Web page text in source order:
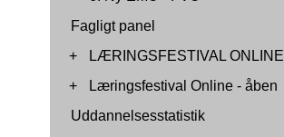
Fagligt panel
+
LÆRINGSFESTIVAL ONLINE
+
Læringsfestival Online - åben
Uddannelsesstatistik